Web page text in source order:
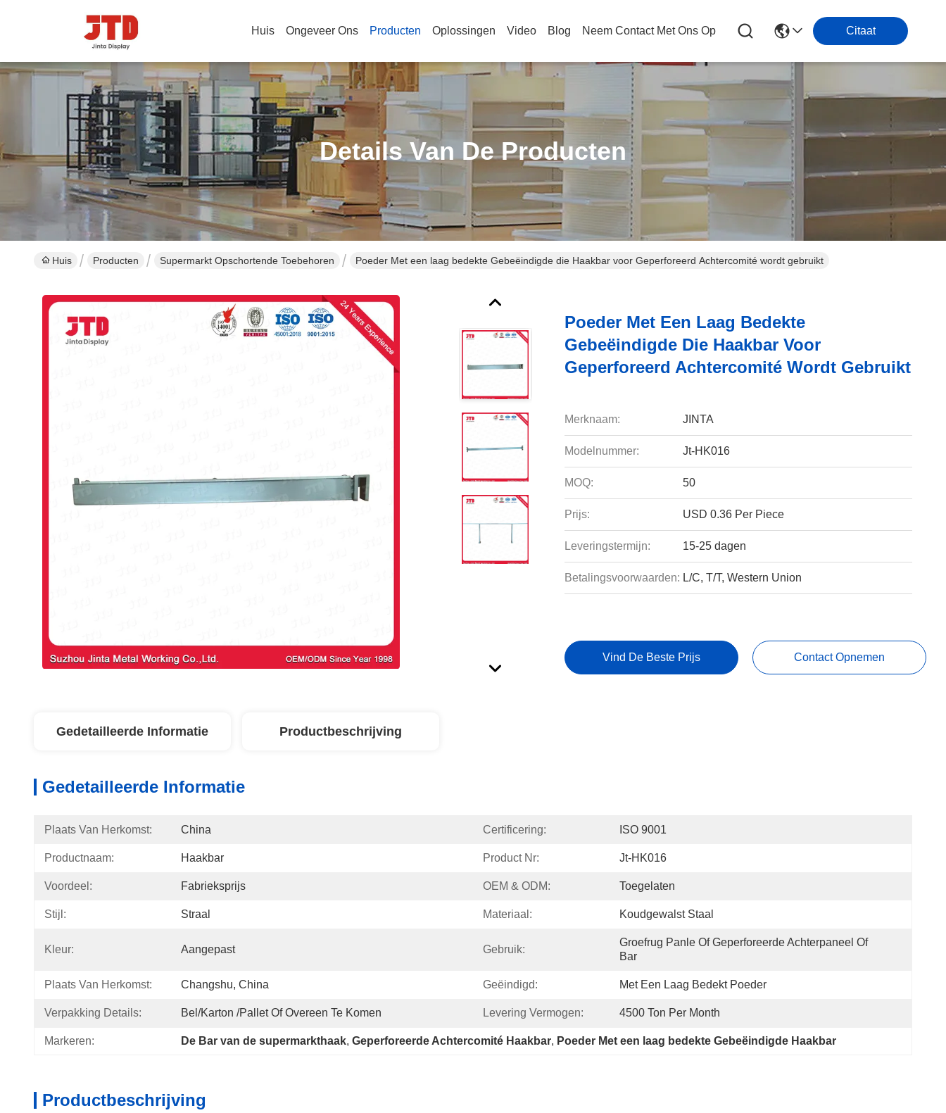
Huis Ongeveer Ons Producten Oplossingen Video Blog Neem Contact Met Ons Op Citaat
Details Van De Producten
Huis Producten Supermarkt Opschortende Toebehoren Poeder Met een laag bedekte Gebeëindigde die Haakbar voor Geperforeerd Achtercomité wordt gebruikt
Poeder Met Een Laag Bedekte
Gebeëindigde Die Haakbar Voor
Geperforeerd Achtercomité Wordt Gebruikt
Merknaam: JINTA
Modelnummer: Jt-HK016
MOQ: 50
Prijs: USD 0.36 Per Piece
Leveringstermijn: 15-25 dagen
Betalingsvoorwaarden: L/C, T/T, Western Union
Vind De Beste Prijs Contact Opnemen
Gedetailleerde Informatie Productbeschrijving
Gedetailleerde Informatie
Plaats Van Herkomst: China Certificering: ISO 9001
Productnaam: Haakbar Product Nr: Jt-HK016
Voordeel: Fabrieksprijs OEM & ODM: Toegelaten
Stijl: Straal Materiaal: Koudgewalst Staal
Kleur: Aangepast Gebruik:
Groefrug Panle Of Geperforeerde Achterpaneel Of
Bar
Plaats Van Herkomst: Changshu, China Geëindigd: Met Een Laag Bedekt Poeder
Verpakking Details: Bel/karton /pallet Of Overeen Te Komen Levering Vermogen: 4500 Ton Per Month
Markeren: De Bar van de supermarkthaak, Geperforeerde Achtercomité Haakbar, Poeder Met een laag bedekte Gebeëindigde Haakbar
Productbeschrijving